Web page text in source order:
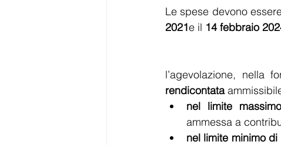
Le spese devono
2021e il 14 febbraio
l’agevolazione, nella
rendicontata
nel limite
ammessa a
nel limite minimo